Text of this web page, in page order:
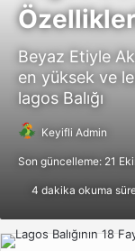
Beyaz Etiyle
en yüksek ve
lagos Balığı
Keyifli Admin
Son güncelleme: 21
4 dakika okuma